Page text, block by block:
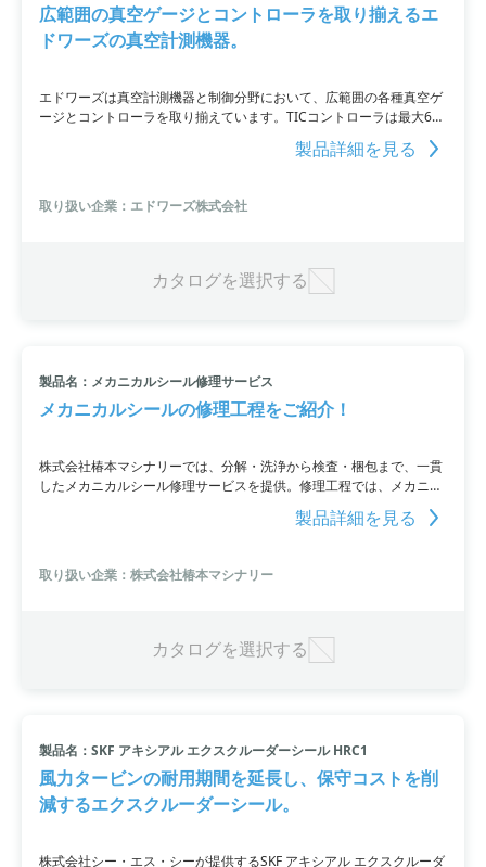
広範囲の真空ゲージとコントローラを取り揃えるエ
ドワーズの真空計測機器。
エドワーズは真空計測機器と制御分野において、広範囲の各種真空ゲ
ージとコントローラを取り揃えています。TICコントローラは最大6種
類の真空ゲージをサポート。さらにターボ分子ポンプも同時に制御す
るタイプなど、充実したシリーズを提供しています。様々なガスの種
り状態表示や集中監視が可能です。また、小型・軽量なラックマウン
トサイズにこだわり、使いやすさを追求しています。詳細はお問い合
製品詳細を見る
取り扱い企業：エドワーズ株式会社
カタログを選択する
製品名：メカニカルシール修理サービス
メカニカルシールの修理工程をご紹介！
株式会社椿本マシナリーでは、分解・洗浄から検査・梱包まで、一貫
したメカニカルシール修理サービスを提供。修理工程では、メカニカ
ルシールを分解し、部品の確認を行う「分解」工程や、割れやクラッ
クがないか確認するための「粗研磨・ラッピング」工程などを行って
お問い合わせください。
製品詳細を見る
取り扱い企業：株式会社椿本マシナリー
カタログを選択する
製品名：SKF アキシアル エクスクルーダーシール HRC1
風力タービンの耐用期間を延長し、保守コストを削
減するエクスクルーダーシール。
株式会社シー・エス・シーが提供するSKF アキシアル エクスクルーダ